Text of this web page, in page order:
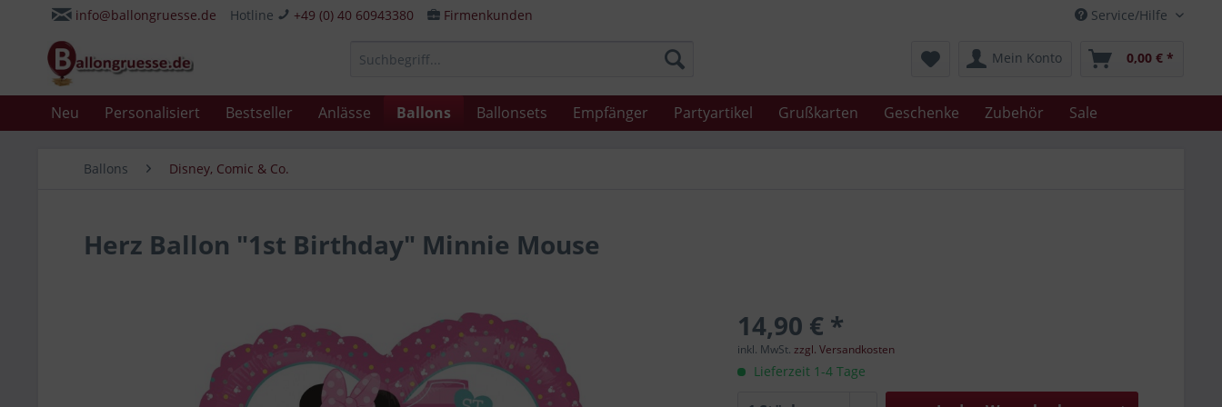
Service/Hilfe
info@ballongruesse.de Hotline +49 (0) 40 60943380 Firmenkunden
Mein Konto 0,00 € *
Neu Personalisiert Bestseller Anlässe Ballons Ballonsets Empfänger Partyartikel Grußkarten Geschenke Zubehör Sale
Ballons Disney, Comic & Co.
Herz Ballon "1st Birthday" Minnie Mouse
14,90 € *
inkl. MwSt.zzgl. Versandkosten
Lieferzeit 1-4 Tage